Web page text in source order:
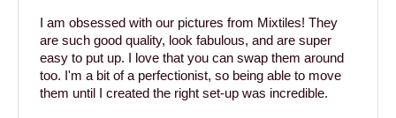
I am obsessed with our pictures from Mixtiles! They
are such good quality, look fabulous, and are super
easy to put up. I love that you can swap them around
too. I'm a bit of a perfectionist, so being able to move
them until I created the right set-up was incredible.